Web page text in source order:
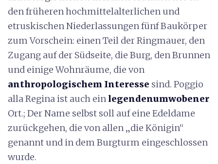
den früheren hochmittelalterlichen und
etruskischen Niederlassungen fünf Baukörper
zum Vorschein: einen Teil der Ringmauer, den
Zugang auf der Südseite, die Burg, den Brunnen
und einige Wohnräume, die von
anthropologischem Interesse sind. Poggio
alla Regina ist auch einlegendenumwobener
Ort.; Der Name selbst soll auf eine Edeldame
zurückgehen, die von allen „die Königin“
genannt und in dem Burgturm eingeschlossen
wurde.